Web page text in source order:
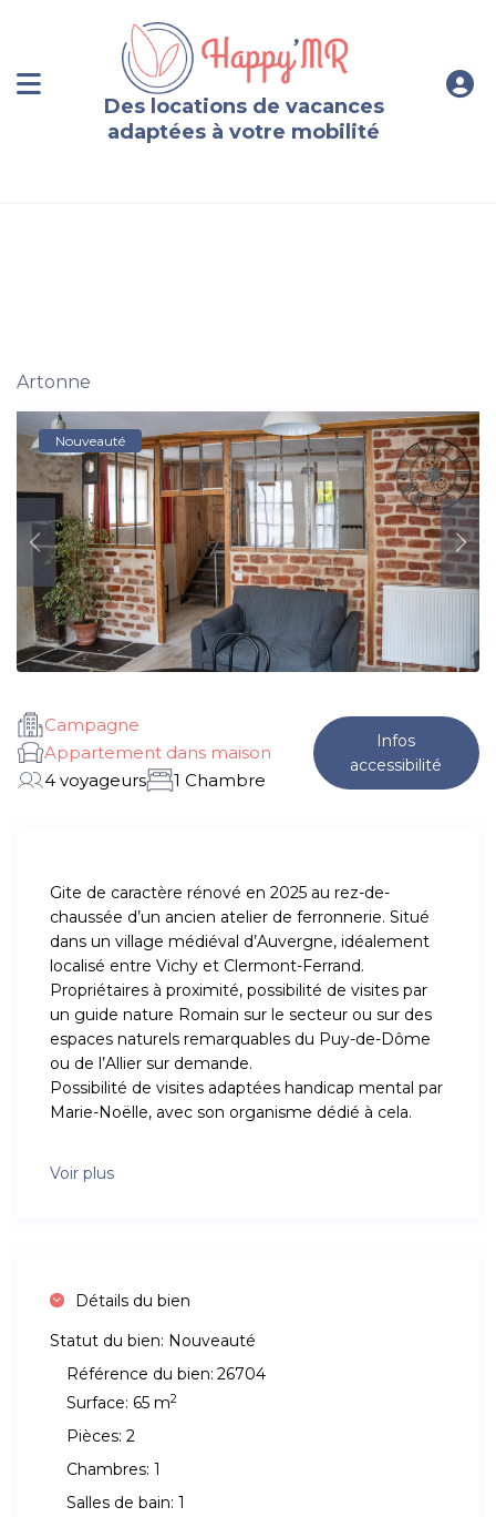
Des locations de vacances
adaptées à votre mobilité
Artonne
Nouveauté
Campagne
Appartement dans maison
4 voyageurs
1 Chambre
Infos
accessibilité
Gite de caractère rénové en 2025 au rez-de-
chaussée d’un ancien atelier de ferronnerie. Situé
dans un village médiéval d’Auvergne, idéalement
localisé entre Vichy et Clermont-Ferrand.
Propriétaires à proximité, possibilité de visites par
un guide nature Romain sur le secteur ou sur des
espaces naturels remarquables du Puy-de-Dôme
ou de l’Allier sur demande.
Possibilité de visites adaptées handicap mental par
Marie-Noëlle, avec son organisme dédié à cela.
Voir plus
Détails du bien
Statut du bien: Nouveauté
Référence du bien: 26704
Surface: 65 m2
Pièces: 2
Chambres: 1
Salles de bain: 1